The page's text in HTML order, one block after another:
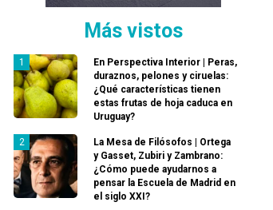
Más vistos
En Perspectiva Interior | Peras,
duraznos, pelones y ciruelas:
¿Qué características tienen
estas frutas de hoja caduca en
Uruguay?
La Mesa de Filósofos | Ortega
y Gasset, Zubiri y Zambrano:
¿Cómo puede ayudarnos a
pensar la Escuela de Madrid en
el siglo XXI?